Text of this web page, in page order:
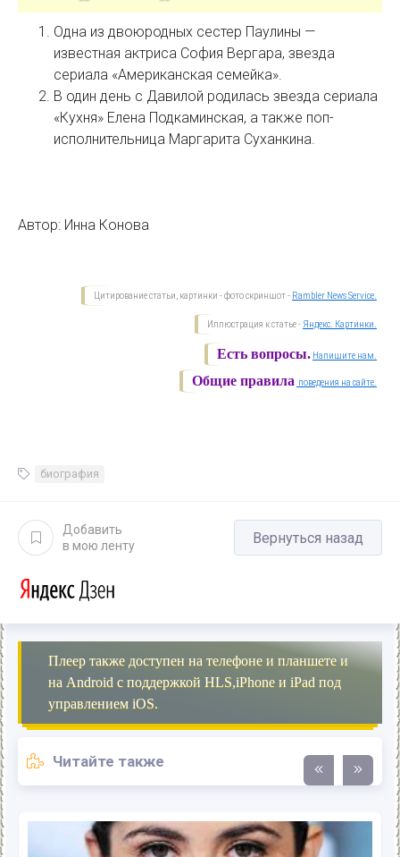
Одна из двоюродных сестер Паулины —
известная актриса София Вергара, звезда
сериала «Американская семейка».
В один день с Давилой родилась звезда сериала
«Кухня» Елена Подкаминская, а также поп-
исполнительница Маргарита Суханкина.
Автор: Инна Конова
Цитирование статьи, картинки - фото скриншот - Rambler News Service.
Иллюстрация к статье - Яндекс. Картинки.
Есть вопросы. Напишите нам.
Общие правила поведения на сайте.
биография
Добавить
в мою ленту
Вернуться назад
Плеер также доступен на телефоне и планшете и
на Android с поддержкой HLS,iPhone и iPad под
управлением iOS.
Читайте также